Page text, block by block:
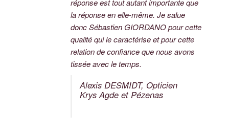
réponse est tout autant importante que
la réponse en elle-même. Je salue
donc Sébastien GIORDANO pour cette
qualité qui le caractérise et pour cette
relation de confiance que nous avons
tissée avec le temps.
Alexis DESMIDT, Opticien
Krys Agde et Pézenas
projets à leur finalisation. L'ancienneté
de nos relations témoigne à elle seule
de notre satisfaction !
André BONNES, Directeur
associé du Groupe GESIM